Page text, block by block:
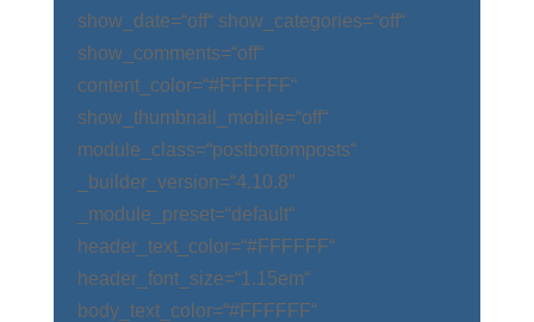
show_date=“off“ show_categories=“off“
show_comments=“off“
content_color=“#FFFFFF“
show_thumbnail_mobile=“off“
module_class=“postbottomposts“
_builder_version=“4.10.8″
_module_preset=“default“
header_text_color=“#FFFFFF“
header_font_size=“1.15em“
body_text_color=“#FFFFFF“